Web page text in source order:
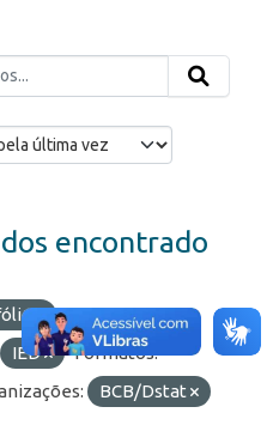
encontrado
IED
Formatos:
BCB/Dstat